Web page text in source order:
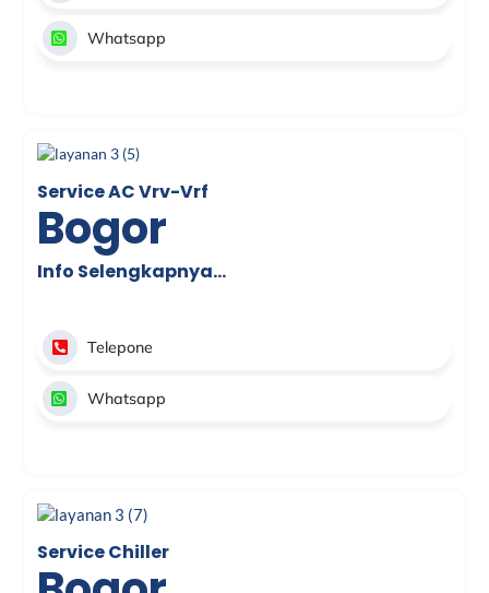
Whatsapp
Service AC Vrv-Vrf
Bogor
Info Selengkapnya…
Telepone
Whatsapp
Service Chiller